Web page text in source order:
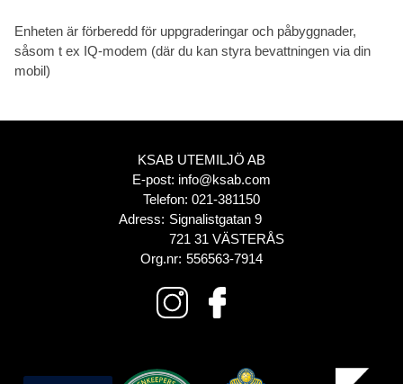
Enheten är förberedd för uppgraderingar och påbyggnader,
såsom t ex IQ-modem (där du kan styra bevattningen via din
mobil)
KSAB UTEMILJÖ AB
E-post: info@ksab.com
Telefon: 021-381150
Adress: Signalistgatan 9
721 31 VÄSTERÅS
Org.nr: 556563-7914